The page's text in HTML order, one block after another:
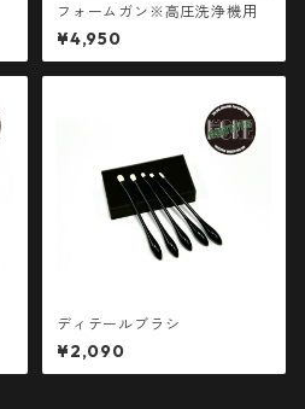
フォームガン※高圧洗浄機用
¥4,950
ディテールブラシ
¥2,090